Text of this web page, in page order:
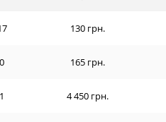
130 грн.
0 165 грн.
1 4 450 грн.